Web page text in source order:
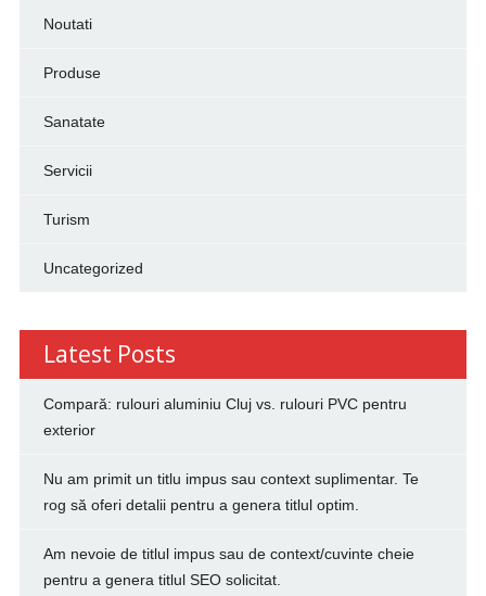
Noutati
Produse
Sanatate
Servicii
Turism
Uncategorized
Latest Posts
Compară: rulouri aluminiu Cluj vs. rulouri PVC pentru
exterior
Nu am primit un titlu impus sau context suplimentar. Te
rog să oferi detalii pentru a genera titlul optim.
Am nevoie de titlul impus sau de context/cuvinte cheie
pentru a genera titlul SEO solicitat.